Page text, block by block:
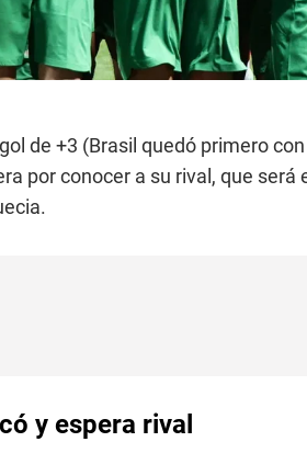
de +3 (Brasil quedó primero
por conocer a su rival, que
y espera rival